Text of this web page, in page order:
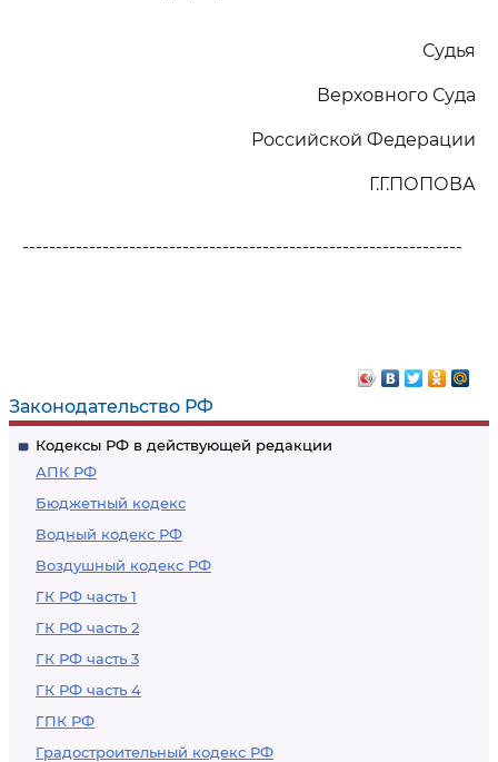
Законодательство РФ
Кодексы РФ в действующей редакции
АПК РФ
Бюджетный кодекс
Водный кодекс РФ
Воздушный кодекс РФ
ГК РФ часть 1
ГК РФ часть 2
ГК РФ часть 3
ГК РФ часть 4
ГПК РФ
Градостроительный кодекс РФ
Судья
Верховного Суда
Российской Федерации
Г.Г.ПОПОВА
------------------------------------------------------------------